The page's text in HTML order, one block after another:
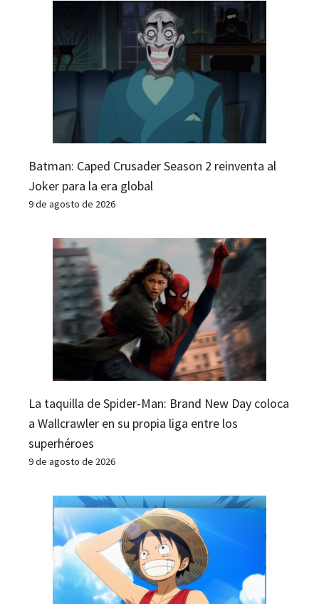
Batman: Caped Crusader Season 2 reinventa al
Joker para la era global
9 de agosto de 2026
La taquilla de Spider-Man: Brand New Day coloca
a Wallcrawler en su propia liga entre los
superhéroes
9 de agosto de 2026